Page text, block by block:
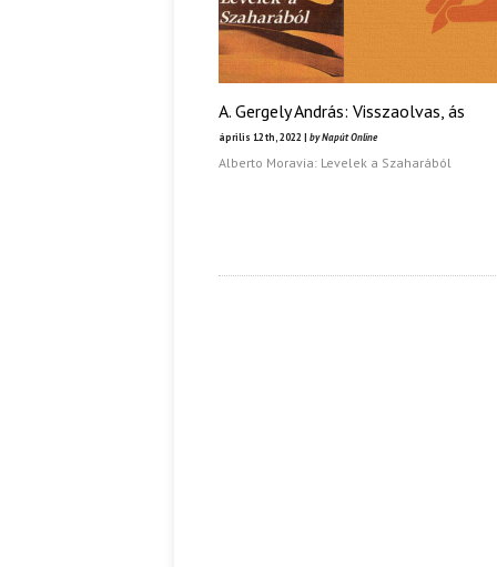
A. Gergely András: Visszaolvas, ás
április 12th, 2022 | by Napút Online
Alberto Moravia: Levelek a Szaharából